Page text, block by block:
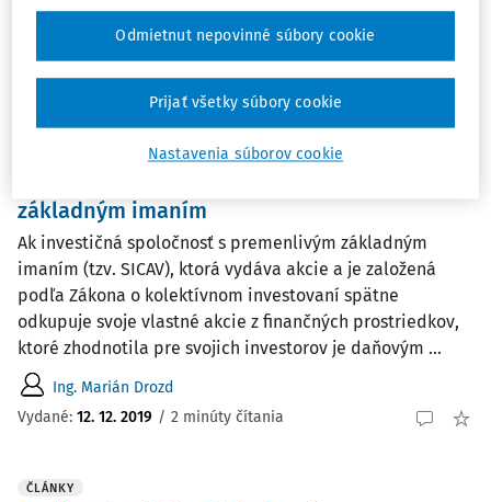
nasledujúcom období vyplatiť vlastníkom. ...
Vydané:17. 5. 2023 / 1 minúta čítania
OTÁZKY A ODPOVEDE
základným imaním
Ak investičná spoločnosť s premenlivým základným
imaním (tzv. SICAV), ktorá vydáva akcie a je založená
podľa Zákona o kolektívnom investovaní spätne
odkupuje svoje vlastné akcie z finančných prostriedkov,
ktoré zhodnotila pre svojich investorov je daňovým ...
Ing. Marián Drozd
Vydané: 12. 12. 2019 / 2 minúty čítania
ČLÁNKY
Nastavenia súborov cookie
Odmietnut nepovinné súbory cookie
Prijať všetky súbory cookie